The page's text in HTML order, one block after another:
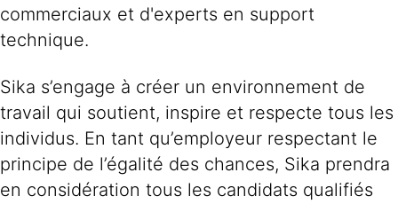
commerciaux et d'experts en support
technique.
Sika s’engage à créer un environnement de
travail qui soutient, inspire et respecte tous les
individus. En tant qu’employeur respectant le
principe de l’égalité des chances, Sika prendra
en considération tous les candidats qualifiés